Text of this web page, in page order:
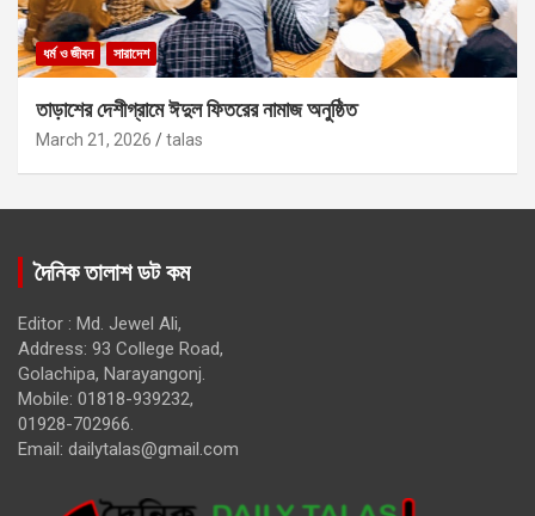
ধর্ম ও জীবন সারাদেশ
তাড়াশের দেশীগ্রামে ঈদুল ফিতরের নামাজ অনুষ্ঠিত
March 21, 2026 talas
দৈনিক তালাশ ডট কম
Editor : Md. Jewel Ali,
Address: 93 College Road,
Golachipa, Narayangonj.
Mobile: 01818-939232,
01928-702966.
Email: dailytalas@gmail.com